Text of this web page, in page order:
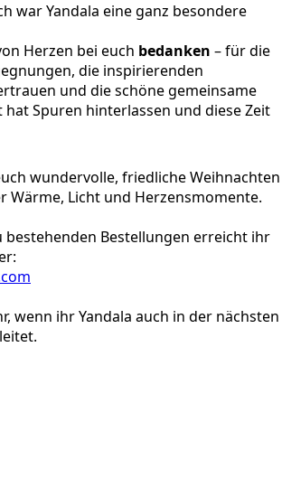
war Yandala eine ganz besondere
Herzen bei euch bedanken – für die
die inspirierenden
und die schöne gemeinsame
hat Spuren hinterlassen und diese Zeit
wundervolle, friedliche Weihnachten
Wärme, Licht und Herzensmomente.
bestehenden Bestellungen erreicht ihr
wenn ihr Yandala auch in der nächsten